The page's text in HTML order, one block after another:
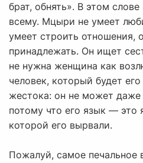
брат, обнять». В этом
всему. Мцыри не умеет
умеет строить отношения,
принадлежать. Он ищет
не нужна женщина как
человек, который будет
жестока: он не может даже
потому что его язык — это
которой его вырвали.
Пожалуй, самое